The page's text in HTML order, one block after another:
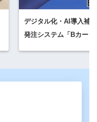
デジタル化・AI導入補
発注システム「Bカート